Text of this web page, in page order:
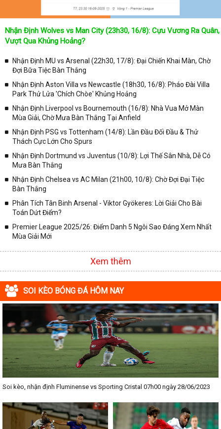
Nhận Định Wolves vs Man City (23h30, 16/8): Cựu Vương Ra Quân,
Vượt Qua Khủng Hoảng?
Nhận Định MU vs Arsenal (22h30, 17/8): Đại Chiến Khai Màn, Chờ
Đợi Bữa Tiệc Bàn Thắng
Nhận Định Aston Villa vs Newcastle (18h30, 16/8): Pháo Đài Villa
Park Thử Lửa 'Chích Chòe' Khủng Hoảng
Nhận Định Liverpool vs Bournemouth (16/8): Nhà Vua Mở Màn
Mùa Giải, Chờ Mưa Bàn Thắng Tại Anfield
Nhận Định PSG vs Tottenham (14/8): Lần Đầu Đối Đầu & Thử
Thách Cực Lớn Cho Spurs
Nhận Định Dortmund vs Juventus (10/8): Lợi Thế Sân Nhà, Dễ Có
Mưa Bàn Thắng
Nhận Định Chelsea vs AC Milan (21h00, 10/8): Chờ Đợi Đại Tiệc
Bàn Thắng
Phân Tích Tân Binh Arsenal - Viktor Gyökeres: Lời Giải Cho Bài
Toán Dứt Điểm?
Premier League 2025/26: Điểm Danh 5 Ngôi Sao Đáng Xem Nhất
Mùa Giải Mới
Xem thêm
SOI KÈO BÓNG ĐÁ HÔM NAY
Soi kèo, nhận định Fluminense vs Sporting Cristal 07h00 ngày 28/06/2023